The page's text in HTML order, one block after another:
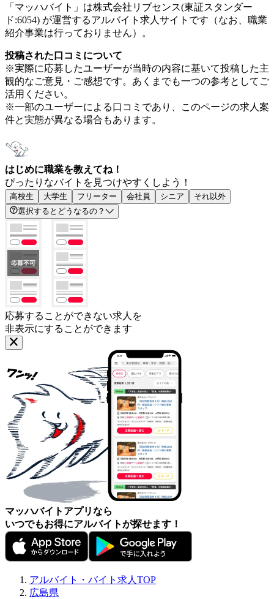
「マッハバイト」は株式会社リブセンス(東証スタンダー
ド:6054) が運営するアルバイト求人サイトです（なお、職業
紹介事業は行っておりません）。
投稿された口コミについて
※実際に応募したユーザーが当時の内容に基いて投稿した主
観的なご意見・ご感想です。あくまでも一つの参考としてご
活用ください。
※一部のユーザーによる口コミであり、このページの求人案
件と実態が異なる場合もあります。
はじめに職業を教えてね！
ぴったりなバイトを見つけやすくしよう！
高校生 大学生 フリーター 会社員 シニア
それ以外
選択するとどうなるの？
応募することができない求人を
非表示にすることができます
マッハバイトアプリなら
いつでもお得にアルバイトが探せます！
アルバイト・バイト求人TOP
広島県